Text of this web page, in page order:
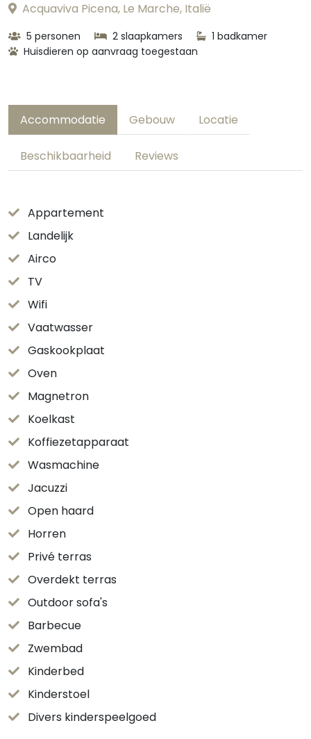
Acquaviva Picena, Le Marche, Italië
5 personen 2 slaapkamers
1 badkamer
Huisdieren op aanvraag toegestaan
Accommodatie Gebouw Locatie
Beschikbaarheid Reviews
Appartement
Landelijk
Airco
TV
Wifi
Vaatwasser
Gaskookplaat
Oven
Magnetron
Koelkast
Koffiezetapparaat
Wasmachine
Jacuzzi
Open haard
Horren
Privé terras
Overdekt terras
Outdoor sofa's
Barbecue
Zwembad
Kinderbed
Kinderstoel
Divers kinderspeelgoed